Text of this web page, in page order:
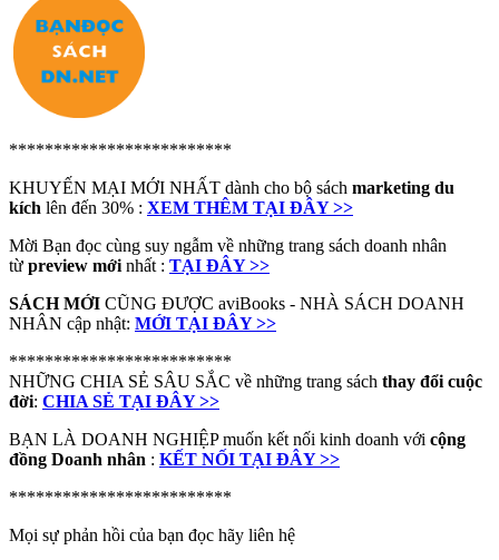
*************************
KHUYẾN MẠI MỚI NHẤT dành cho bộ sách marketing du
kích lên đến 30% : XEM THÊM TẠI ĐÂY >>
Mời Bạn đọc cùng suy ngẫm về những trang sách doanh nhân
từ preview mới nhất : TẠI ĐÂY >>
SÁCH MỚI CŨNG ĐƯỢC aviBooks - NHÀ SÁCH DOANH
NHÂN cập nhật: MỚI TẠI ĐÂY >>
*************************
NHỮNG CHIA SẺ SÂU SẮC về những trang sách thay đổi cuộc
đời: CHIA SẺ TẠI ĐÂY >>
BẠN LÀ DOANH NGHIỆP muốn kết nối kinh doanh với cộng
đồng Doanh nhân : KẾT NỐI TẠI ĐÂY >>
*************************
Mọi sự phản hồi của bạn đọc hãy liên hệ